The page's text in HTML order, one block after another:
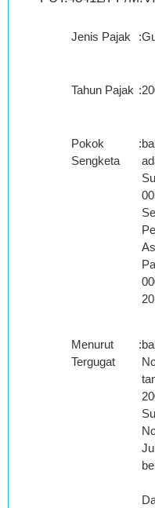
Jenis Pajak :
Tahun Pajak :
Pokok
Sengketa
:
Menurut
Tergugat
: